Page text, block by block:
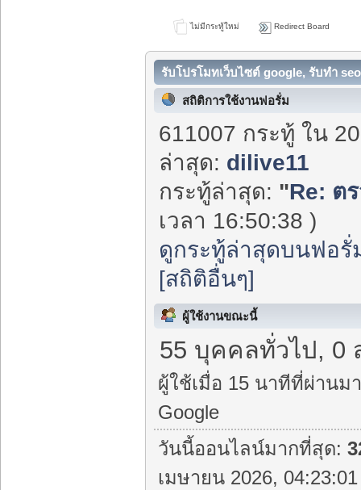
ไม่มีกระทู้ใหม่ Redirect Board
รับโปรโมทเว็บไซต์ google, รับทำ
สถิติการใช้งานฟอรั่ม
611007 กระทู้ ใน
ล่าสุด: dilive11
กระทู้ล่าสุด: "Re: ต
เวลา 16:50:38 )
ดูกระทู้ล่าสุดบนฟอรั่
[สถิติอื่นๆ]
ผู้ใช้งานขณะนี้
55 บุคคลทั่วไป, 0
ผู้ใช้เมื่อ 15 นาทีที่ผ่านม
Google
วันนี้ออนไลน์มากที่สุด:
เมษายน 2026,